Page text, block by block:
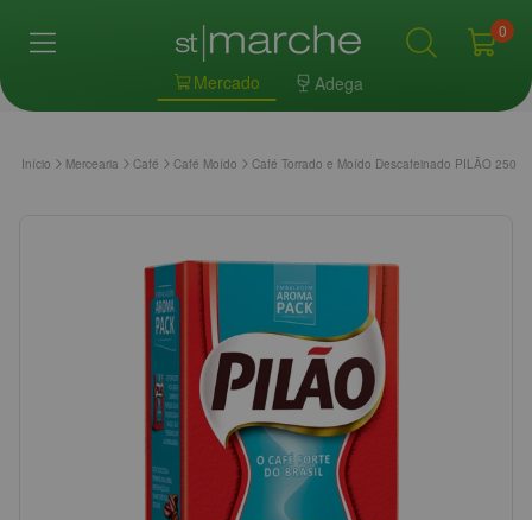
Mercado Adega
0
Início Mercearia Café Café Moído Café Torrado e Moído Descafeinado PILÃO 250g